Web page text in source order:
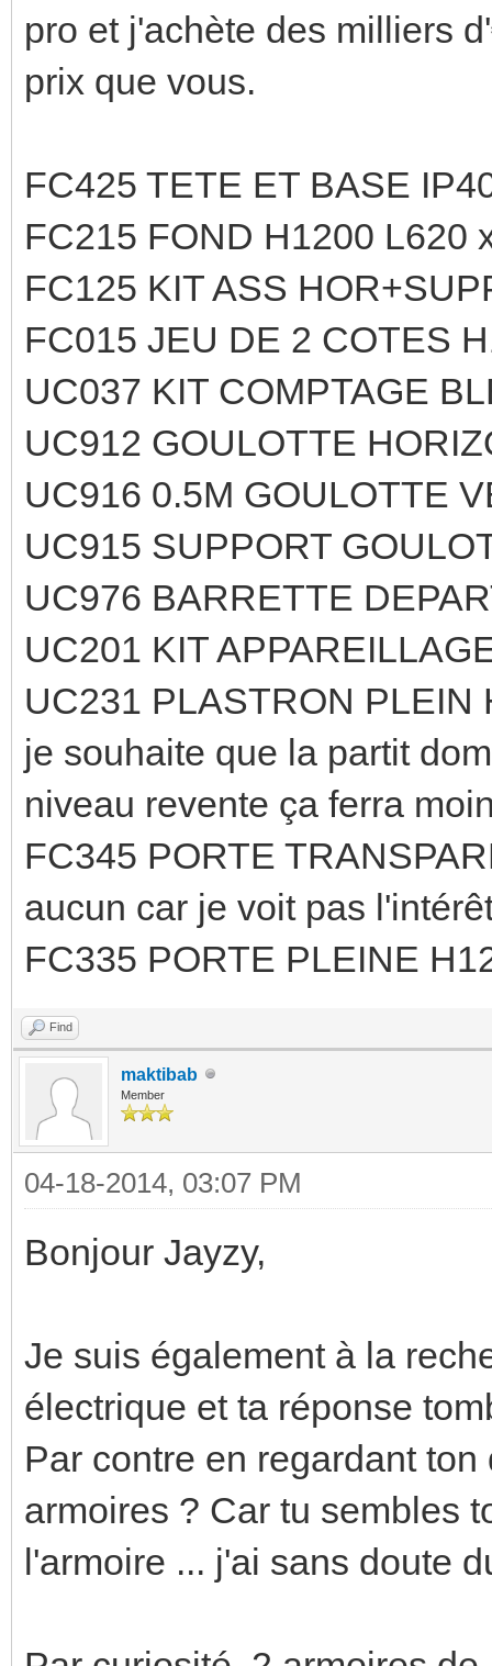
pro et j'achète des milliers
prix que vous.
FC425 TETE ET BASE
FC215 FOND H1200 L620
FC125 KIT ASS
FC015 JEU DE 2 COTES
UC037 KIT COMPTAGE
UC912 GOULOTTE
UC916 0.5M GOULOTTE
UC915 SUPPORT
UC976 BARRETTE
UC201 KIT
UC231 PLASTRON PLEIN
je souhaite que la partit
niveau revente ça ferra
FC345 PORTE
aucun car je voit pas
FC335 PORTE PLEINE
Find
maktibab
Member
04-18-2014, 03:07 PM
Bonjour Jayzy,
Je suis également à la
électrique et ta réponse
Par contre en regardant
armoires ? Car tu sembles
l'armoire ... j'ai sans doute